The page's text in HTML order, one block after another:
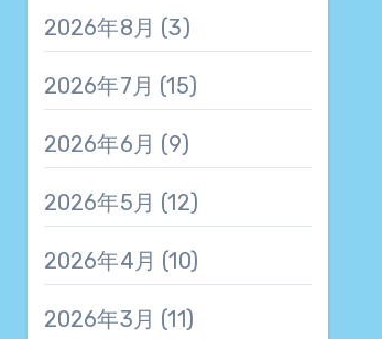
2026年8月 (3)
2026年7月 (15)
2026年6月 (9)
2026年5月 (12)
2026年4月 (10)
2026年3月 (11)